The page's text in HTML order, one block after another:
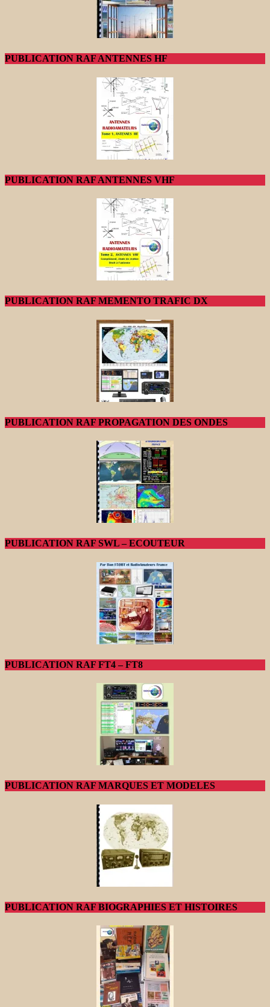
PUBLICATION RAF ANTENNES HF
PUBLICATION RAF ANTENNES VHF
PUBLICATION RAF MEMENTO TRAFIC DX
PUBLICATION RAF PROPAGATION DES ONDES
PUBLICATION RAF SWL – ECOUTEUR
PUBLICATION RAF FT4 – FT8
PUBLICATION RAF MARQUES ET MODELES
PUBLICATION RAF BIOGRAPHIES ET HISTOIRES